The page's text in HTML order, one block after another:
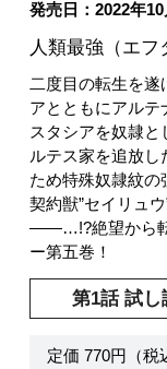
発売日：2022年10
人類最強（エフ
二度目の転生を
アとともにアル
スタシアを奴隷
ルテス家を追放し
ため特殊奴隷紋の
契約獣”セイリュ
――…!?絶望から転
ー第五巻！
第1話 試し
定価 770円（